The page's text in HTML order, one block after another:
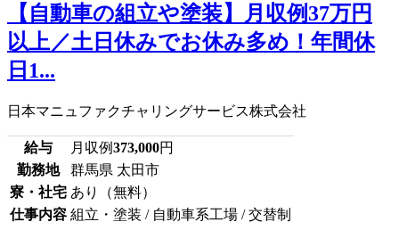
【自動車の組立や塗装】月収例37万円
以上／土日休みでお休み多め！年間休
日1...
日本マニュファクチャリングサービス株式会社
給与 月収例373,000円
勤務地
群馬県 太田市
寮・社宅 あり（無料）
仕事内容 組立・塗装 / 自動車系工場 / 交替制